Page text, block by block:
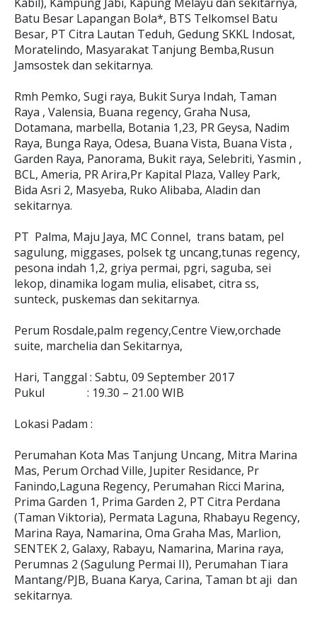
Batu Besar Lapangan Bola*, BTS Telkomsel Batu
Besar, PT Citra Lautan Teduh, Gedung SKKL Indosat,
Moratelindo, Masyarakat Tanjung Bemba,Rusun
Jamsostek dan sekitarnya.
Rmh Pemko, Sugi raya, Bukit Surya Indah, Taman
Raya , Valensia, Buana regency, Graha Nusa,
Dotamana, marbella, Botania 1,23, PR Geysa, Nadim
Raya, Bunga Raya, Odesa, Buana Vista, Buana Vista ,
Garden Raya, Panorama, Bukit raya, Selebriti, Yasmin ,
BCL, Ameria, PR Arira,Pr Kapital Plaza, Valley Park,
Bida Asri 2, Masyeba, Ruko Alibaba, Aladin dan
sekitarnya.
PT Palma, Maju Jaya, MC Connel, trans batam, pel
sagulung, miggases, polsek tg uncang,tunas regency,
pesona indah 1,2, griya permai, pgri, saguba, sei
lekop, dinamika logam mulia, elisabet, citra ss,
sunteck, puskemas dan sekitarnya.
Perum Rosdale,palm regency,Centre View,orchade
suite, marchelia dan Sekitarnya,
Hari, Tanggal : Sabtu, 09 September 2017
Pukul : 19.30 – 21.00 WIB
Lokasi Padam :
Perumahan Kota Mas Tanjung Uncang, Mitra Marina
Mas, Perum Orchad Ville, Jupiter Residance, Pr
Fanindo,Laguna Regency, Perumahan Ricci Marina,
Prima Garden 1, Prima Garden 2, PT Citra Perdana
(Taman Viktoria), Permata Laguna, Rhabayu Regency,
Marina Raya, Namarina, Oma Graha Mas, Marlion,
SENTEK 2, Galaxy, Rabayu, Namarina, Marina raya,
Perumnas 2 (Sagulung Permai II), Perumahan Tiara
Mantang/PJB, Buana Karya, Carina, Taman bt aji dan
sekitarnya.